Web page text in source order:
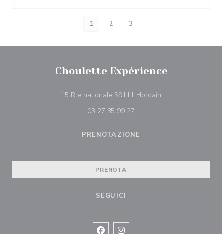
1 2 3
Choulette Expérience
15 Rte nationale 59111 Hordain
03 27 35 99 27
PRENOTAZIONE
PRENOTA
SEGUICI